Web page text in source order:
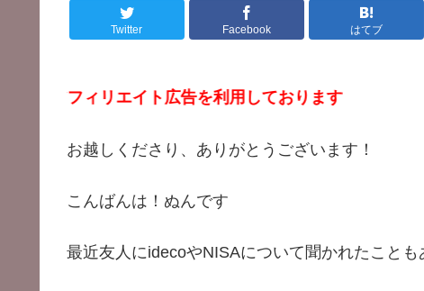
Twitter Facebook はてブ
ィリエイト広告を利用しております
お越しくださり、ありがとうございます！
こんばんは！ぬんです
最近友人にidecoやNISAについて聞かれたことも